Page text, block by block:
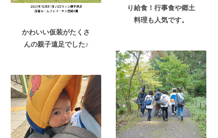
り給食！行事食や郷土
料理も人気です。
かわいい仮装がたくさ
んの親子遠足でした♪